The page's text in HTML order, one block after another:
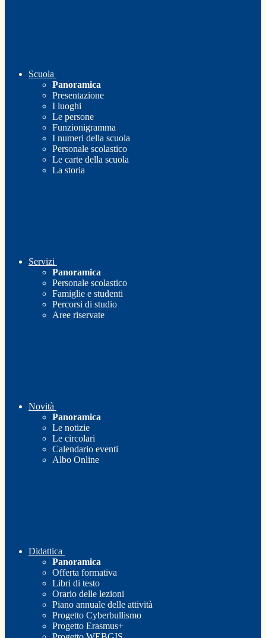
Scuola
Panoramica
Presentazione
I luoghi
Le persone
Funzionigramma
I numeri della scuola
Personale scolastico
Le carte della scuola
La storia
Servizi
Panoramica
Personale scolastico
Famiglie e studenti
Percorsi di studio
Aree riservate
Novità
Panoramica
Le notizie
Le circolari
Calendario eventi
Albo Online
Didattica
Panoramica
Offerta formativa
Libri di testo
Orario delle lezioni
Piano annuale delle attività
Progetto Cyberbullismo
Progetto Erasmus+